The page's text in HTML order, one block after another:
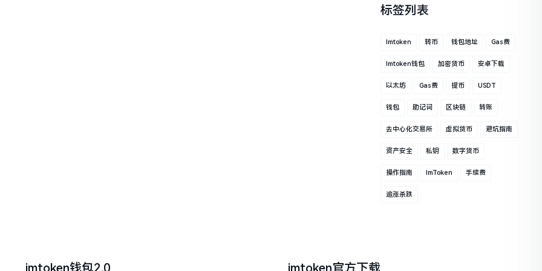
标签列表
Imtoken 转币 钱包地址 Gas费
Imtoken钱包 加密货币 安卓下载
以太坊 Gas费 提币 USDT
钱包 助记词 区块链 转账
去中心化交易所 虚拟货币 避坑指南
资产安全 私钥 数字货币
操作指南 ImToken 手续费
追涨杀跌